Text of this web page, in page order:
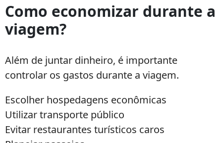
Como economizar durante a
viagem?
Além de juntar dinheiro, é importante
controlar os gastos durante a viagem.
Escolher hospedagens econômicas
Utilizar transporte público
Evitar restaurantes turísticos caros